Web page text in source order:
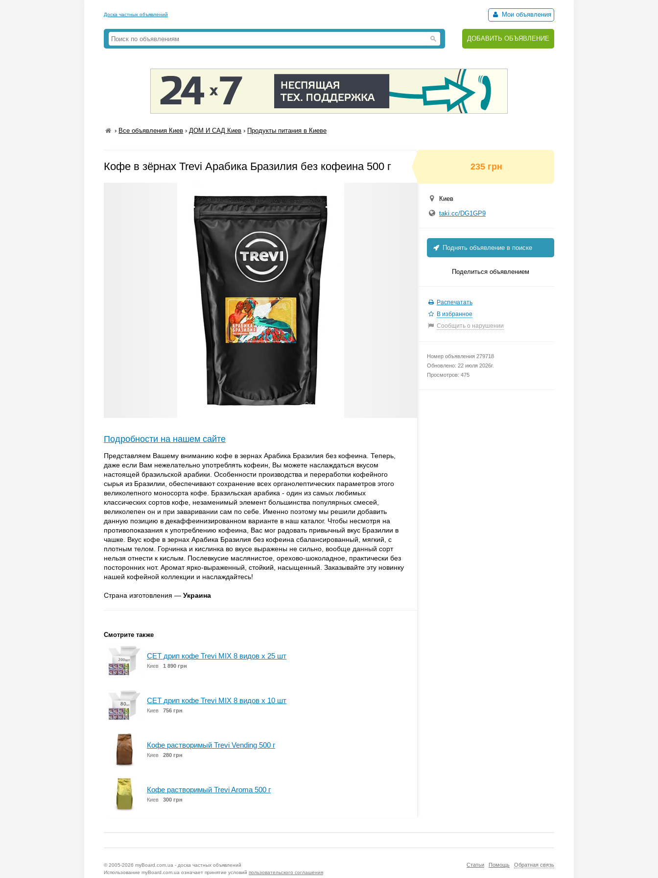
Доска частных объявлений Мои объявления
ДОБАВИТЬ ОБЪЯВЛЕНИЕ
› Все объявления Киев ›ДОМ И САД Киев › Продукты питания в Киеве
Кофе в зёрнах Trevi Арабика Бразилия без кофеина 500 г
Подробности на нашем сайте
Представляем Вашему вниманию кофе в зернах Арабика Бразилия без кофеина. Теперь,
даже если Вам нежелательно употреблять кофеин, Вы можете наслаждаться вкусом
настоящей бразильской арабики. Особенности производства и переработки кофейного
сырья из Бразилии, обеспечивают сохранение всех органолептических параметров этого
великолепного моносорта кофе. Бразильская арабика - один из самых любимых
классических сортов кофе, незаменимый элемент большинства популярных смесей,
великолепен он и при заваривании сам по себе. Именно поэтому мы решили добавить
данную позицию в декаффеинизированном варианте в наш каталог. Чтобы несмотря на
противопоказания к употреблению кофеина, Вас мог радовать привычный вкус Бразилии в
чашке. Вкус кофе в зернах Арабика Бразилия без кофеина сбалансированный, мягкий, с
плотным телом. Горчинка и кислинка во вкусе выражены не сильно, вообще данный сорт
нельзя отнести к кислым. Послевкусие маслянистое, орехово-шоколадное, практически без
посторонних нот. Аромат ярко-выраженный, стойкий, насыщенный. Заказывайте эту новинку
нашей кофейной коллекции и наслаждайтесь!
Страна изготовления — Украина
Смотрите также
СЕТ дрип кофе Trevi MIX 8 видов x 25 шт
Киев 1 890 грн
СЕТ дрип кофе Trevi MIX 8 видов x 10 шт
Киев 756 грн
Кофе растворимый Trevi Vending 500 г
Киев 280 грн
Кофе растворимый Trevi Aroma 500 г
Киев 300 грн
235 грн
Киев
taki.cc/DG1GP9
Поднять объявление в поиске
Поделиться объявлением
Распечатать
В избранное
Сообщить о нарушении
Номер объявления 279718
Обновлено: 22 июля 2026г.
Просмотров: 475
Статьи Помощь Обратная связь
© 2005-2026 myBoard.com.ua - доска частных объявлений
Использование myBoard.com.ua означает принятие условий пользовательского соглашения